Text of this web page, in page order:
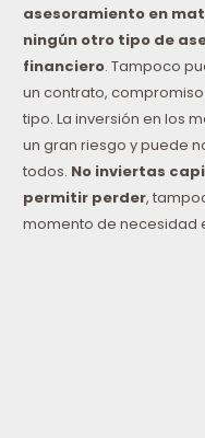
asesoramiento en
ningún otro tipo de
financiero. Tampoco
un contrato,
tipo. La inversión en los
un gran riesgo y puede
todos. No inviertas
permitir perder,
momento de necesidad